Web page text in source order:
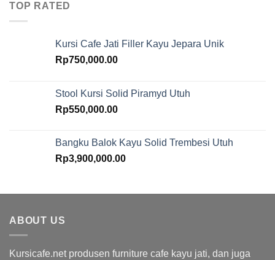
TOP RATED
Kursi Cafe Jati Filler Kayu Jepara Unik
Rp750,000.00
Stool Kursi Solid Piramyd Utuh
Rp550,000.00
Bangku Balok Kayu Solid Trembesi Utuh
Rp3,900,000.00
ABOUT US
Kursicafe.net produsen furniture cafe kayu jati, dan juga